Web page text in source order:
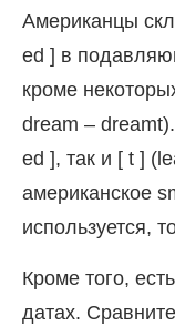
Американцы
ed ] в
кроме
dream –
ed ], так и [ t ]
американское
используется,
Кроме того,
датах.